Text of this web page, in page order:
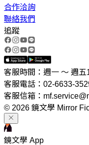
合作洽詢
聯絡我們
追蹤
客服時間：週一 ～ 週五
客服電話：02-6633-
客服信箱：
© 2026 鏡文學 Mirror
鏡文學 App